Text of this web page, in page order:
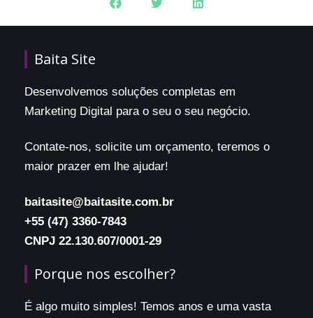
Baita Site
Desenvolvemos soluções completas em
Marketing Digital para o seu o seu negócio.
Contate-nos, solicite um orçamento, teremos o
maior prazer em lhe ajudar!
baitasite@baitasite.com.br
+55 (47) 3360-7843
CNPJ 22.130.607/0001-29
Porque nos escolher?
É algo muito simples! Temos anos e uma vasta